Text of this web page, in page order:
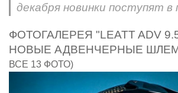
декабря новинки поступят в
ФОТОГАЛЕРЕЯ "LEATT ADV
НОВЫЕ АДВЕНЧЕРНЫЕ
ВСЕ 13 ФОТО)